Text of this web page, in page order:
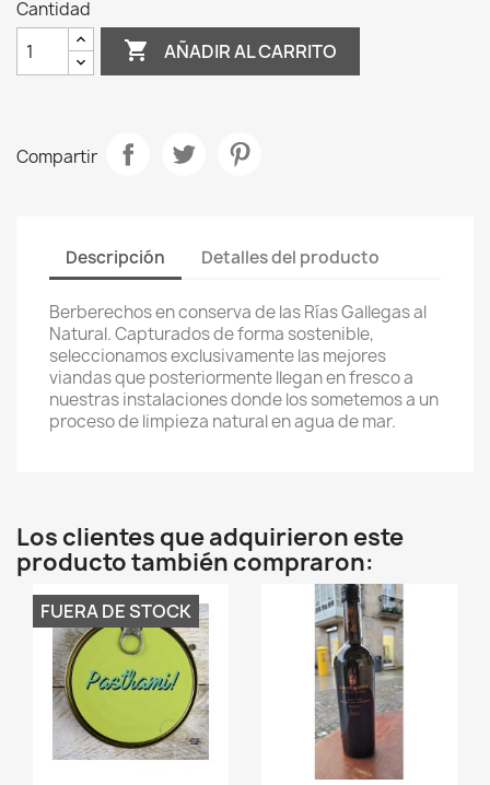
Cantidad
 AÑADIR AL CARRITO
Compartir
Descripción Detalles del producto
Berberechos en conserva de las Rías Gallegas al
Natural. Capturados de forma sostenible,
seleccionamos exclusivamente las mejores
viandas que posteriormente llegan en fresco a
nuestras instalaciones donde los sometemos a un
proceso de limpieza natural en agua de mar.
Los clientes que adquirieron este
producto también compraron:
FUERA DE STOCK